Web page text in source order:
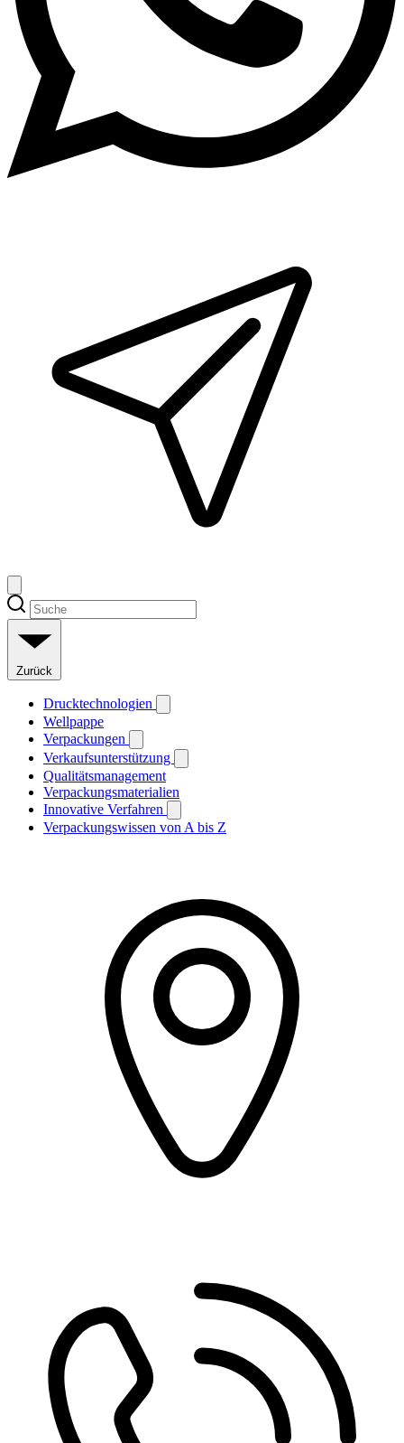
Zurück
Drucktechnologien
Wellpappe
Verpackungen
Verkaufsunterstützung
Qualitätsmanagement
Verpackungsmaterialien
Innovative Verfahren
Verpackungswissen von A bis Z